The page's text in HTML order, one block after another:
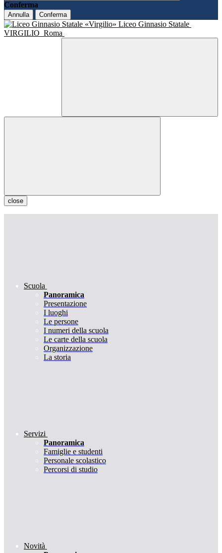
Conferma
Annulla Conferma
Liceo Ginnasio Statale
VIRGILIO Roma
close
Scuola
Panoramica
Presentazione
I luoghi
Le persone
I numeri della scuola
Le carte della scuola
Organizzazione
La storia
Servizi
Panoramica
Famiglie e studenti
Personale scolastico
Percorsi di studio
Novità